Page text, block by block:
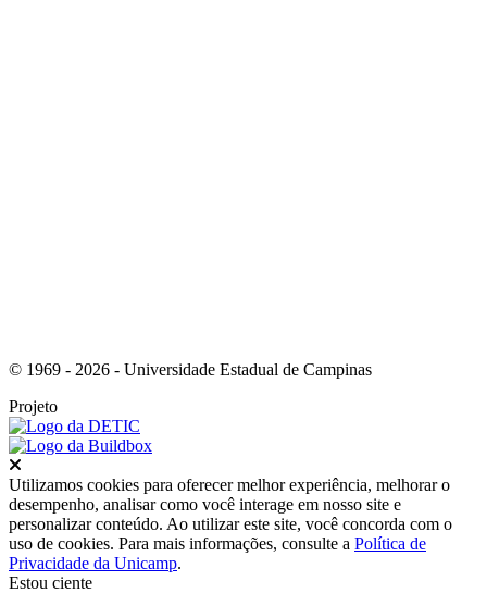
© 1969 - 2026 - Universidade Estadual de Campinas
Projeto
Utilizamos cookies para oferecer melhor experiência, melhorar o
desempenho, analisar como você interage em nosso site e
personalizar conteúdo. Ao utilizar este site, você concorda com o
uso de cookies. Para mais informações, consulte a Política de
Privacidade da Unicamp.
Estou ciente